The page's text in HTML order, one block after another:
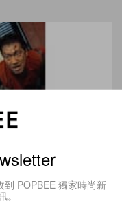
POPBEE 獨家時尚新